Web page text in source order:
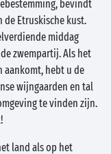
bevindt
de Etruskische kust.
middag
zwempartij. Als het
aankomt, hebt u de
wijngaarden en tal
te vinden zijn.
land als op het